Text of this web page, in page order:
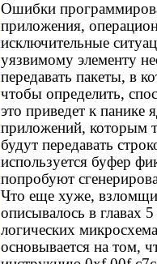
Ошибки
приложения,
исключительные
уязвимому элементу
передавать пакеты, в
чтобы определить,
это приведет к панике
приложений, которым
будут передавать
используется буфер
попробуют
Что еще хуже,
описывалось в главах
логических
основывается на том,